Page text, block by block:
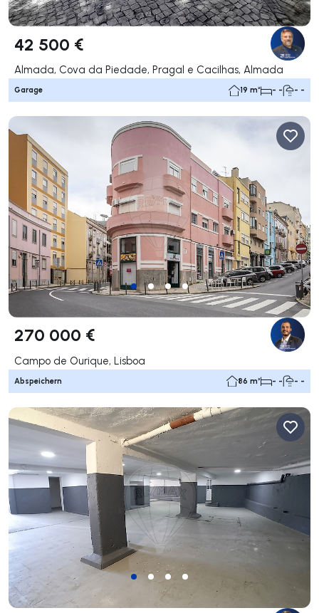
42 500 €
Almada, Cova da Piedade, Pragal e Cacilhas, Almada
Garage 19 m² - - - -
270 000 €
Campo de Ourique, Lisboa
Abspeichern 86 m² - - - -